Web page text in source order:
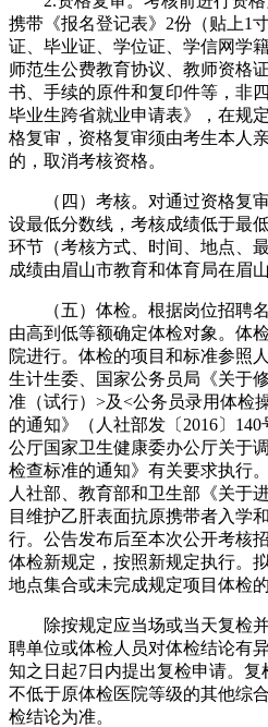
携带《报名登记表》2份（贴上1
证、毕业证、学位证、学信网学
师范生公费教育协议、教师资格
书、手续的原件和复印件等，非
毕业生跨省就业申请表》，在规
格复审，资格复审须由考生本人
的，取消考核资格。
（四）考核。对通过资格复审
设最低分数线，考核成绩低于最
环节（考核方式、时间、地点、
成绩由眉山市教育和体育局在眉
（五）体检。根据岗位招聘名
由高到低等额确定体检对象。体
院进行。体检的项目和标准参照
生计生委、国家公务员局《关于
准（试行）>及<公务员录用体检
的通知》（人社部发〔2016〕
公厅国家卫生健康委办公厅关于
检查标准的通知》有关要求执行
人社部、教育部和卫生部《关于
目维护乙肝表面抗原携带者入学
行。公告发布后至本次公开考核
体检新规定，按照新规定执行。
地点集合或未完成规定项目体检
除按规定应当场或当天复检并
聘单位或体检人员对体检结论有
知之日起7日内提出复检申请。
不低于原体检医院等级的其他综
检结论为准。